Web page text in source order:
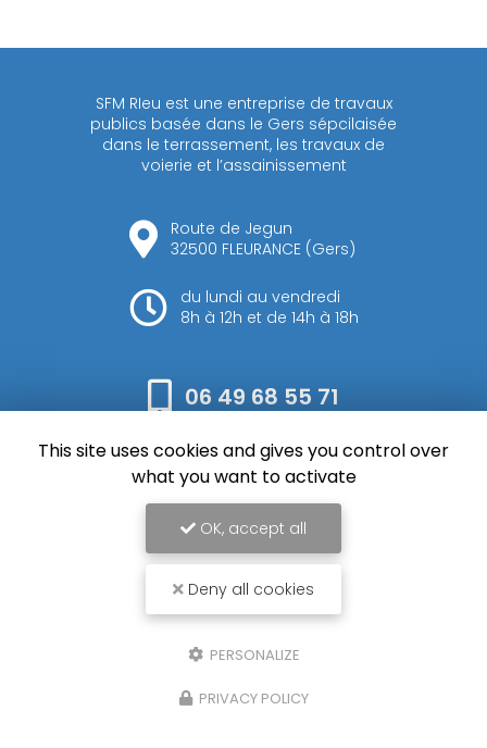
SFM RIeu est une entreprise de travaux
publics basée dans le Gers sépcilaisée
dans le terrassement, les travaux de
voierie et l’assainissement
Route de Jegun
32500 FLEURANCE (Gers)
du lundi au vendredi
8h à 12h et de 14h à 18h
06 49 68 55 71
Envoyez votre message
SFM Rieu, Entreprise de terrassement et assainissement à Auch
Mentions légales
Liens utiles
Demande de Devis
This site uses cookies and gives you control over
what you want to activate
OK, accept all
Deny all cookies
PERSONALIZE
PRIVACY POLICY